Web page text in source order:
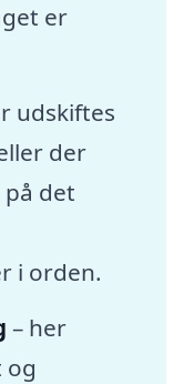
er
udskiftes
der
det
i orden.
– her
og